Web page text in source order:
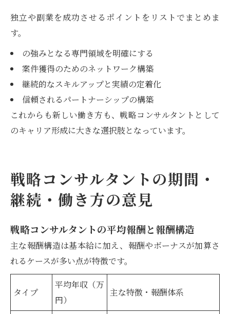
独立や副業を成功させるポイントをリストでまとめま
す。
の強みとなる専門領域を明確にする
案件獲得のためのネットワーク構築
継続的なスキルアップと実績の定着化
信頼されるパートナーシップの構築
これからも新しい働き方も、戦略コンサルタントとして
のキャリア形成に大きな選択肢となっています。
戦略コンサルタントの期間・
継続・働き方の意見
戦略コンサルタントの平均報酬と報酬構造
主な報酬構造は基本給に加え、報酬やボーナスが加算さ
れるケースが多い点が特徴です。
タイプ
平均年収（万
円）
主な特徴・報酬体系